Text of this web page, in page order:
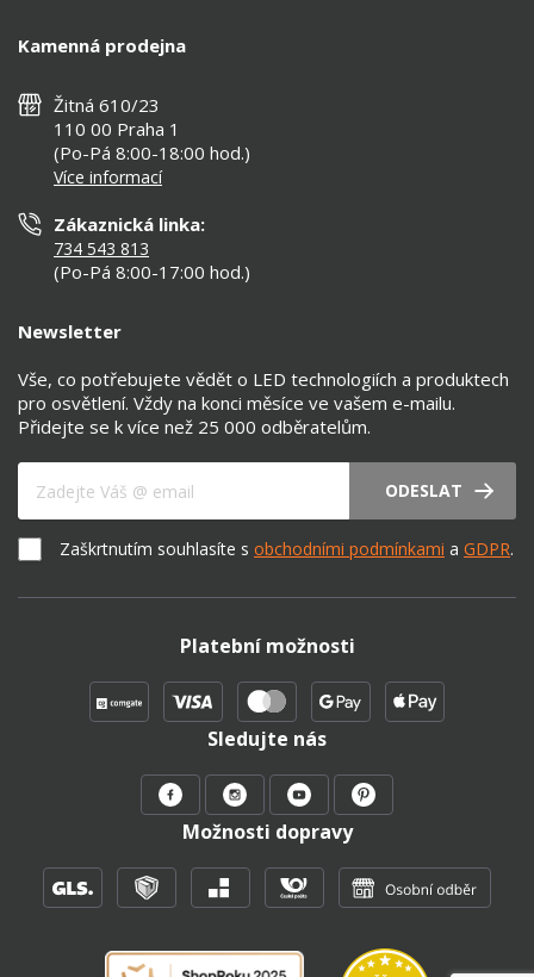
Montáž
Nejčastější dotazy
Než koupíte
Osvětlení dle místnosti
Reklamace a vrácení
Zásady ochrany soukromí
Nastavení cookies
Prohlášení o přístupnosti
Kamenná prodejna
Žitná 610/23
110 00 Praha 1
(Po-Pá 8:00-18:00 hod.)
Více informací
Zákaznická linka:
734 543 813
(Po-Pá 8:00-17:00 hod.)
Newsletter
Vše, co potřebujete vědět o LED technologiích a produktech
pro osvětlení. Vždy na konci měsíce ve vašem e-mailu.
Přidejte se k více než 25 000 odběratelům.
ODESLAT
Zaškrtnutím souhlasíte s obchodními podmínkami a GDPR.
Platební možnosti
Sledujte nás
Možnosti dopravy